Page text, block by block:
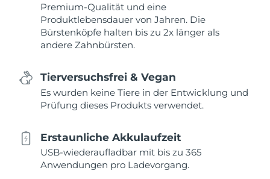
Premium-Qualität und eine
Produktlebensdauer von Jahren. Die
Bürstenköpfe halten bis zu 2x länger als
andere Zahnbürsten.
Tierversuchsfrei & Vegan
Es wurden keine Tiere in der Entwicklung und
Prüfung dieses Produkts verwendet.
Erstaunliche Akkulaufzeit
USB-wiederaufladbar mit bis zu 365
Anwendungen pro Ladevorgang.